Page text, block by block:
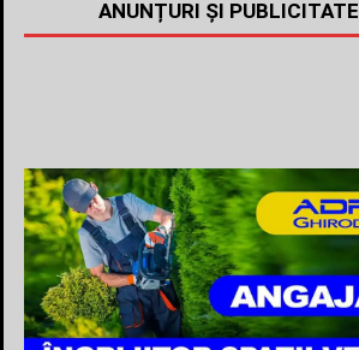
ANUNȚURI ȘI PUBLICITATE